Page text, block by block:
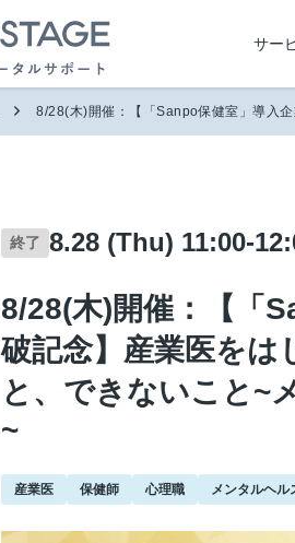
サー
8/28(木)開催：【「Sanpo保健室」導入
終了 8.28 (Thu) 11:00-
8/28(木)開催：【「
破記念】産業医をは
と、できないこと~
~
産業医 保健師 心理職 メンタルヘル